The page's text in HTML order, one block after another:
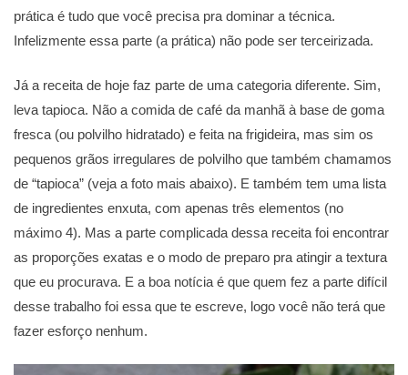
prática é tudo que você precisa pra dominar a técnica.
Infelizmente essa parte (a prática) não pode ser terceirizada.
Já a receita de hoje faz parte de uma categoria diferente. Sim,
leva tapioca. Não a comida de café da manhã à base de goma
fresca (ou polvilho hidratado) e feita na frigideira, mas sim os
pequenos grãos irregulares de polvilho que também chamamos
de “tapioca” (veja a foto mais abaixo). E também tem uma lista
de ingredientes enxuta, com apenas três elementos (no
máximo 4). Mas a parte complicada dessa receita foi encontrar
as proporções exatas e o modo de preparo pra atingir a textura
que eu procurava. E a boa notícia é que quem fez a parte difícil
desse trabalho foi essa que te escreve, logo você não terá que
fazer esforço nenhum.